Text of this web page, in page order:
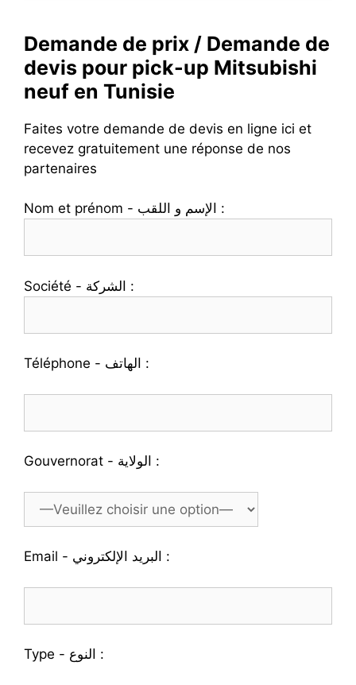
Demande de prix / Demande de
devis pour pick-up Mitsubishi
neuf en Tunisie
Faites votre demande de devis en ligne ici et
recevez gratuitement une réponse de nos
partenaires
Nom et prénom - الإسم و اللقب :
Société - الشركة :
Téléphone - الهاتف :
Gouvernorat - الولاية :
Email - البريد الإلكتروني :
Type - النوع :